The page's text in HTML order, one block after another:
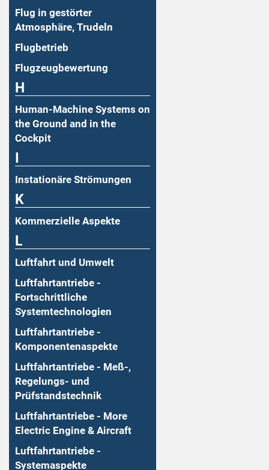
Flug in gestörter
Atmosphäre, Trudeln
Flugbetrieb
Flugzeugbewertung
H
Human-Machine Systems on
the Ground and in the
Cockpit
Instationäre Strömungen
K
Kommerzielle Aspekte
L
Luftfahrt und Umwelt
Luftfahrtantriebe -
Fortschrittliche
Systemtechnologien
Luftfahrtantriebe -
Komponentenaspekte
Luftfahrtantriebe - Meß-,
Regelungs- und
Prüfstandstechnik
Luftfahrtantriebe - More
Electric Engine & Aircraft
Luftfahrtantriebe -
Systemaspekte